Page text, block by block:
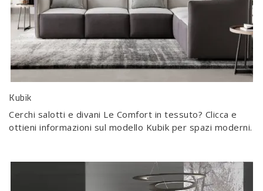
Kubik
Cerchi salotti e divani Le Comfort in tessuto? Clicca e
ottieni informazioni sul modello Kubik per spazi moderni.